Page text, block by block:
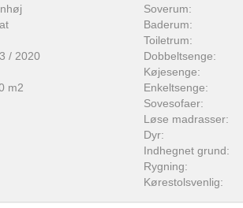
/ 2020
m2
Soverum:
Baderum:
Toiletrum:
Dobbeltsenge:
Køjesenge:
Enkeltsenge:
Sovesofaer:
Løse madrasser:
Dyr:
Indhegnet grund:
Rygning:
Kørestolsvenlig: